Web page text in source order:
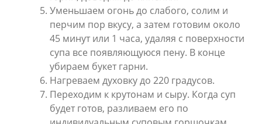
Уменьшаем огонь до слабого, солим и
перчим пор вкусу, а затем готовим около
45 минут или 1 часа, удаляя с поверхности
супа все появляющуюся пену. В конце
убираем букет гарни.
Нагреваем духовку до 220 градусов.
Переходим к крутонам и сыру. Когда суп
будет готов, разливаем его по